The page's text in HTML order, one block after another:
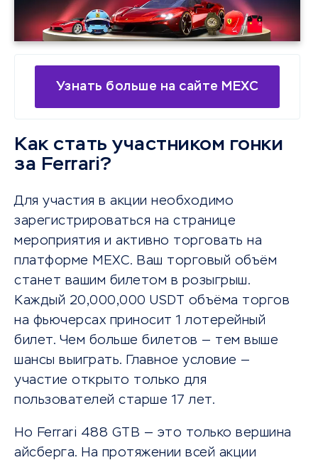
Узнать больше на сайте MEXC
Как стать участником гонки
за Ferrari?
Для участия в акции необходимо
зарегистрироваться на странице
мероприятия и активно торговать на
платформе MEXC. Ваш торговый объём
станет вашим билетом в розыгрыш.
Каждый 20,000,000 USDT объёма торгов
на фьючерсах приносит 1 лотерейный
билет. Чем больше билетов — тем выше
шансы выиграть. Главное условие —
участие открыто только для
пользователей старше 17 лет.
Но Ferrari 488 GTB — это только вершина
айсберга. На протяжении всей акции